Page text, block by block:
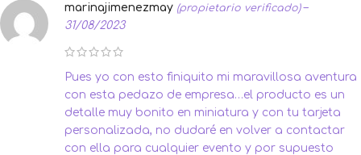
marinajimenezmay (propietario verificado) –
31/08/2023
Pues yo con esto finiquito mi maravillosa aventura
con esta pedazo de empresa…el producto es un
detalle muy bonito en miniatura y con tu tarjeta
personalizada, no dudaré en volver a contactar
con ella para cualquier evento y por supuesto